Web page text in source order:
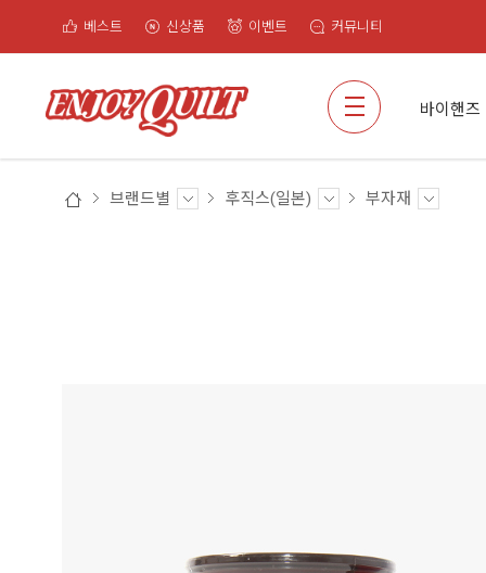
베스트 신상품 이벤트 커뮤니티
바이핸즈
브랜드별 후직스(일본) 부자재